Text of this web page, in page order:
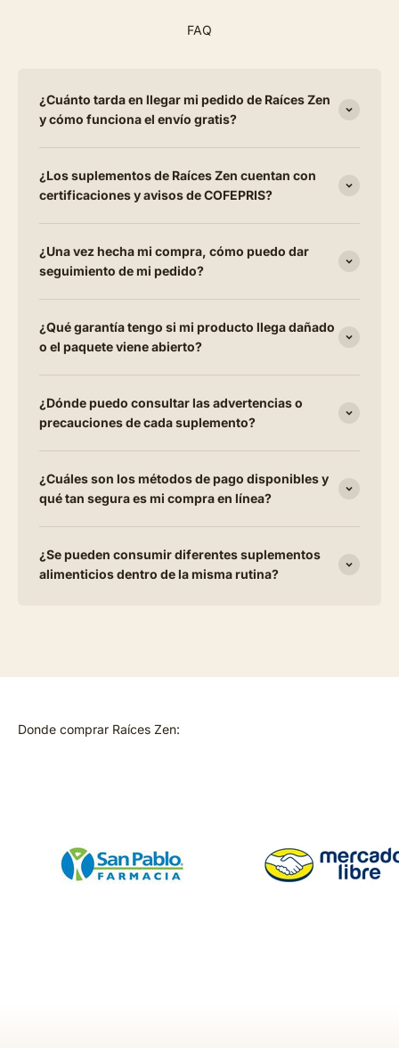
FAQ
¿Cuánto tarda en llegar mi pedido de Raíces Zen
y cómo funciona el envío gratis?
¿Los suplementos de Raíces Zen cuentan con
certificaciones y avisos de COFEPRIS?
¿Una vez hecha mi compra, cómo puedo dar
seguimiento de mi pedido?
¿Qué garantía tengo si mi producto llega dañado
o el paquete viene abierto?
¿Dónde puedo consultar las advertencias o
precauciones de cada suplemento?
¿Cuáles son los métodos de pago disponibles y
qué tan segura es mi compra en línea?
¿Se pueden consumir diferentes suplementos
alimenticios dentro de la misma rutina?
Donde comprar Raíces Zen: